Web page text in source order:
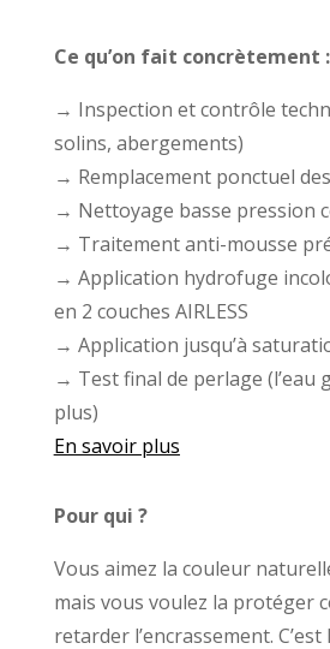
Ce qu’on fait concrètement :
→ Inspection et contrôle
solins, abergements)
→ Remplacement ponctuel
→ Nettoyage basse pression
→ Traitement anti-mousse
→ Application hydrofuge
en 2 couches AIRLESS
→ Application jusqu’à
→ Test final de perlage (l’eau
plus)
En savoir plus
Pour qui ?
Vous aimez la couleur
mais vous voulez la protéger
retarder l’encrassement.